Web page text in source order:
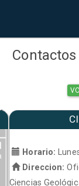
Horario:
Direccion:
Ciencias